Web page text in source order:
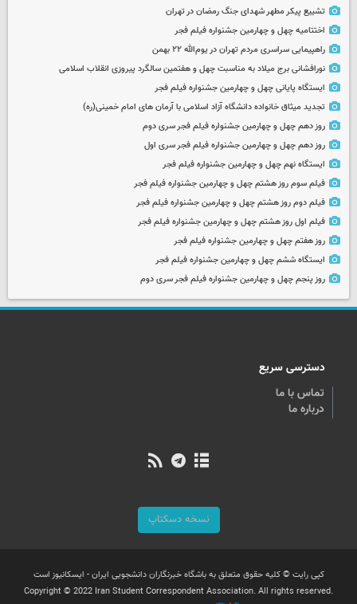
تشییع پیکر مطهر شهدای جنگ رمضان در تهران
اختتامیه چهل و چهارمین جشنواره فیلم فجر
راهپیمایی سراسری مردم تهران در یوم‌الله ۲۲ بهمن
نورافشانی برج میلاد به مناسبت چهل‌ و هفتمین سالگرد پیروزی انقلاب اسلامی
ایستگاه پایانی چهل و چهارمین جشنواره فیلم فجر
تجدید میثاق خانواده دانشگاه آزاد اسلامی با آرمان های امام خمینی(ره)
روز دهم چهل و چهارمین جشنواره فیلم فجر سری دوم
روز دهم چهل و چهارمین جشنواره فیلم فجر سری اول
ایستگاه نهم چهل و چهارمین جشنواره فیلم فجر
فیلم سوم روز هشتم چهل و چهارمین جشنواره فیلم فجر
فیلم دوم روز هشتم چهل و چهارمین جشنواره فیلم فجر
فیلم اول روز هشتم چهل و چهارمین جشنواره فیلم فجر
روز هفتم چهل و چهارمین جشنواره فیلم فجر
ایستگاه ششم چهل و چهارمین جشنواره فیلم فجر
روز پنجم چهل و چهارمین جشنواره فیلم فجر سری دوم
دسترسی سریع
تماس با ما
درباره ما
نسخه دسکتاپ
کپی رایت © کلیه حقوق متعلق به باشگاه خبرنگاران دانشجویی ایران - ایسکانیوز است
Copyright © 2022 Iran Student Correspondent Association. All rights reserved.